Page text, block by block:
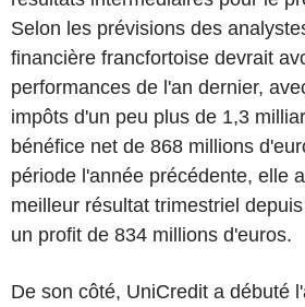
Selon les prévisions des
financière francfortoise devrait
performances de l'an dernier,
impôts d'un peu plus de 1,3
bénéfice net de 868 millions
période l'année précédente, elle
meilleur résultat trimestriel
un profit de 834 millions d'euros.
De son côté, UniCredit a débuté